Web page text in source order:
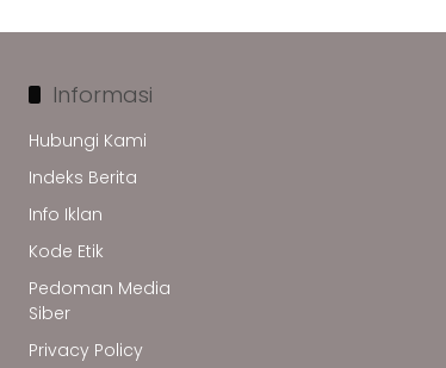
Informasi
Hubungi Kami
Indeks Berita
Info Iklan
Kode Etik
Pedoman Media
Siber
Privacy Policy